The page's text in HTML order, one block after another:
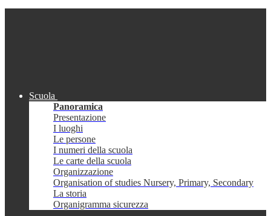
Scuola
Panoramica
Presentazione
I luoghi
Le persone
I numeri della scuola
Le carte della scuola
Organizzazione
Organisation of studies Nursery, Primary, Secondary
La storia
Organigramma sicurezza